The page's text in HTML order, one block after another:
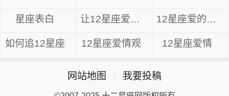
星座表白 让12星座爱上你 12星座爱的异性
如何追12星座 12星座爱情观 12星座爱情
网站地图 我要投稿